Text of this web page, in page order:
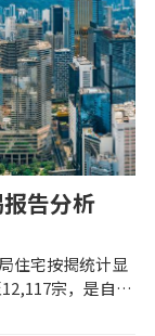
告分析
住宅按揭统计显
宗，是自